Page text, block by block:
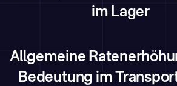
im Lager
Allgemeine
Bedeutung im